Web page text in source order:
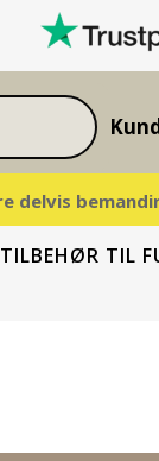
delvis
TILBEHØR TIL